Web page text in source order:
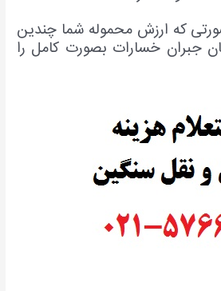
که ارزش محموله شما چندین
جبران خسارات بصورت کامل را